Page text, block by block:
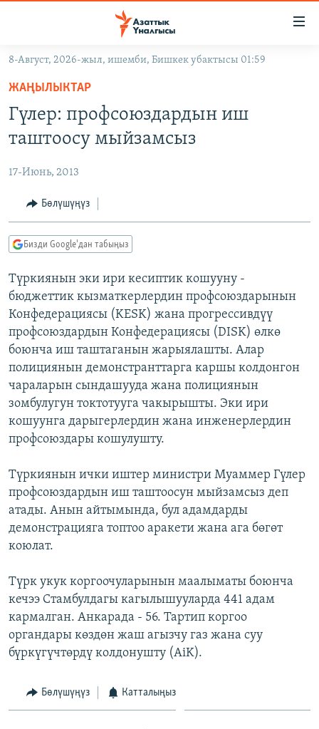
Навигацияга
өтүңүз
Издөөгө
салыңызКЫРГЫЗСТАН
ЭКОНОМИКА
МАДАНИЯТ
ДҮЙНӨ
БОРБОР АЗИЯ
АТАЙЫН ИЛИКТӨӨ
ТВ ПРОГРАММАЛАР
ЭКСПЕРТТЕР ТАЛДАЙТ
БИЗ ЖАНА ДҮЙНӨ
ДАНИСТЕ
ЭЖЕ-СИҢДИЛЕР
ЫҢГАЙСЫЗ СУРООЛОР
ӨЗГӨЧӨ ПИКИР
Русский
ОНЛАЙН ШЕРИНЕ
ЭЕ/АРнун бардык сайттары
8-Август, 2026-жыл, ишемби, Бишкек убактысы 01:59
ЖАҢЫЛЫКТАР
Гүлер: профсоюздардын иш
таштоосу мыйзамсыз
17-Июнь, 2013
Бөлүшүңүз
Бизди Google'дан табыңыз
Түркиянын эки ири кесиптик кошууну -
бюджеттик кызматкерлердин профсоюздарынын
Конфедерациясы (KESK) жана прогрессивдүү
профсоюздардын Конфедерациясы (DISK) өлкө
боюнча иш таштаганын жарыялашты. Алар
полициянын демонстранттарга каршы колдонгон
чараларын сындашууда жана полициянын
зомбулугун токтотууга чакырышты. Эки ири
кошуунга дарыгерлердин жана инженерлердин
профсоюздары кошулушту.
Түркиянын ички иштер министри Муаммер Гүлер
профсоюздардын иш таштоосун мыйзамсыз деп
атады. Анын айтымында, бул адамдарды
демонстрацияга топтоо аракети жана ага бөгөт
коюлат.
Түрк укук коргоочуларынын маалыматы боюнча
кечээ Стамбулдагы кагылышууларда 441 адам
кармалган. Анкарада - 56. Тартип коргоо
органдары көздөн жаш агызчу газ жана суу
бүркүгүчтөрдү колдонушту (AiK).
Бөлүшүңүз Катталыңыз